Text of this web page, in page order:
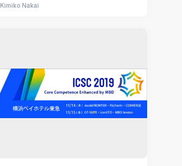
Kimiko Nakai